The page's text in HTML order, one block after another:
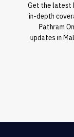
Get the latest
in-depth
Pathram
updates in